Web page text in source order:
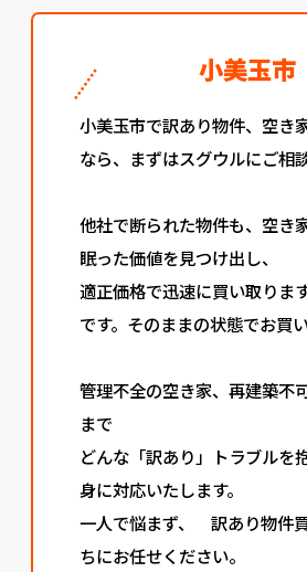
小美玉市
小美玉市で訳あり物件、空き
なら、まずはスグウルにご相
他社で断られた物件も、空き
眠った価値を見つけ出し、
適正価格で迅速に買い取りま
です。そのままの状態でお買い
管理不全の空き家、再建築不
まで
どんな「訳あり」トラブルを
身に対応いたします。
一人で悩まず、 訳あり物件
ちにお任せください。